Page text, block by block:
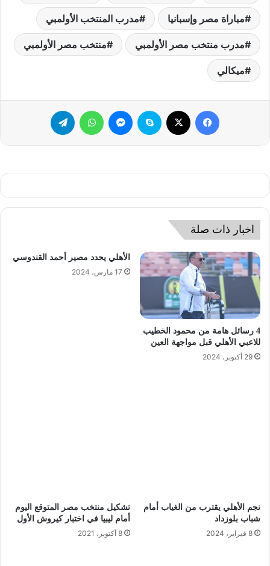
مباراة مصر وإسبانيا مدرب المنتخب الأولمبي
مدرب منتخب مصر الأولمبي منتخب مصر الأولمبي
ميكالي
فيسبوك سكايب ماسنجر واتساب
اخبار ذات صلة
4 رسائل هامة من محمود الخطيب
للاعبي الأهلي قبل مواجهة العين
29 أكتوبر، 2024
الأهلي يحدد مصير أحمد القندوسي
17 مارس، 2024
نجم الأهلي يقترب من الغياب أمام
شباب بلوزداد
8 فبراير، 2024
تشكيل منتخب مصر المتوقع اليوم
أمام ليبيا في اختبار كيروش الأول
8 أكتوبر، 2021